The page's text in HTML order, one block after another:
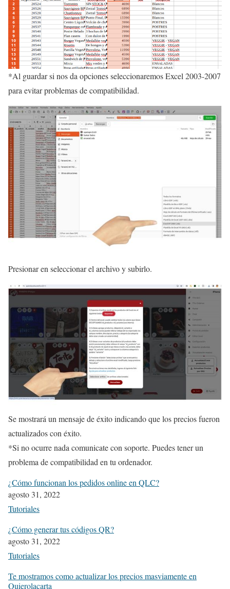
*Al guardar si nos da opciones seleccionaremos Excel 2003-2007
para evitar problemas de compatibilidad.
Presionar en seleccionar el archivo y subirlo.
Se mostrará un mensaje de éxito indicando que los precios fueron
actualizados con éxito.
*Si no ocurre nada comunicate con soporte. Puedes tener un
problema de compatibilidad en tu ordenador.
¿Cómo funcionan los pedidos online en QLC?
agosto 31, 2022
Tutoriales
¿Cómo generar tus códigos QR?
agosto 31, 2022
Tutoriales
Te mostramos como actualizar los precios masviamente en
Quierolacarta